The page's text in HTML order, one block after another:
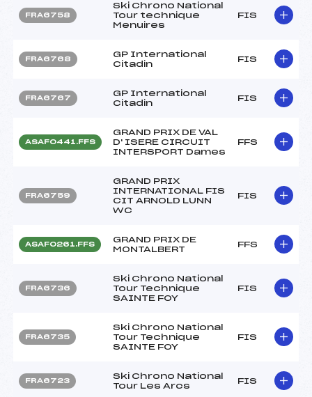
FRA6758
Ski Chrono National
Tour technique
Menuires
FIS
FRA6768
GP International
Citadin
FIS
FRA6767
GP International
Citadin
FIS
ASAF0441.FFS
GRAND PRIX DE VAL
D' ISERE CIRCUIT
INTERSPORT Dames
FFS
FRA6759
GRAND PRIX
INTERNATIONAL FIS
CIT ARNOLD LUNN
WC
FIS
ASAF0261.FFS
GRAND PRIX DE
MONTALBERT
FFS
FRA6736
Ski Chrono National
Tour Technique
SAINTE FOY
FIS
FRA6735
Ski Chrono National
Tour Technique
SAINTE FOY
FIS
FRA6723
Ski Chrono National
Tour Les Arcs
FIS